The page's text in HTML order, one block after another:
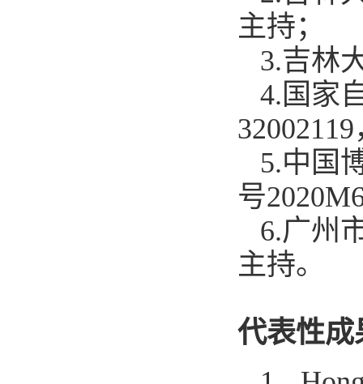
主持；
3.吉林
4.国家
32002119
5.中国
号2020M
6.广州
主持。
代表性成